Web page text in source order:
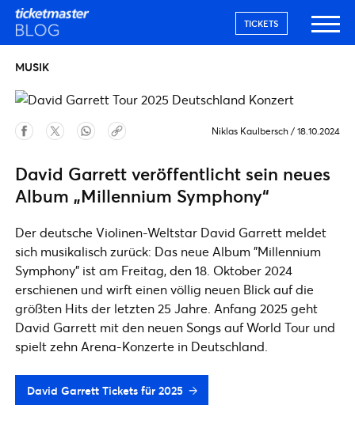
TICKETS
MUSIK
Niklas Kaulbersch / 18.10.2024
David Garrett veröffentlicht sein neues
Album „Millennium Symphony“
Der deutsche Violinen-Weltstar David Garrett meldet
sich musikalisch zurück: Das neue Album "Millennium
Symphony" ist am Freitag, den 18. Oktober 2024
erschienen und wirft einen völlig neuen Blick auf die
größten Hits der letzten 25 Jahre. Anfang 2025 geht
David Garrett mit den neuen Songs auf World Tour und
spielt zehn Arena-Konzerte in Deutschland.
David Garrett Tickets für 2025